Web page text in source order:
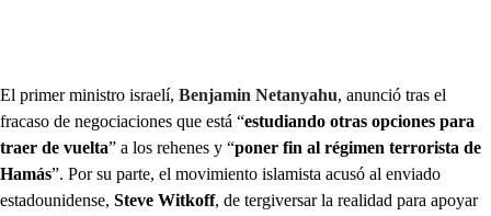
El primer ministro israelí, Benjamin Netanyahu, anunció tras el
fracaso de negociaciones que está “estudiando otras opciones para
traer de vuelta” a los rehenes y “poner fin al régimen terrorista de
Hamás”. Por su parte, el movimiento islamista acusó al enviado
estadounidense, Steve Witkoff, de tergiversar la realidad para apoyar